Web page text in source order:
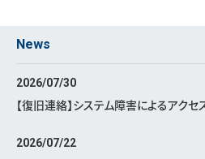
News
2026/07/30
【復旧連絡】システム障害によるアク
2026/07/22